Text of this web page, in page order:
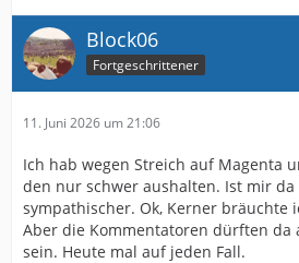
Block06
Fortgeschrittener
11. Juni 2026 um 21:06
Ich hab wegen Streich auf Magenta
den nur schwer aushalten. Ist mir
sympathischer. Ok, Kerner bräuchte
Aber die Kommentatoren dürften da
sein. Heute mal auf jeden Fall.